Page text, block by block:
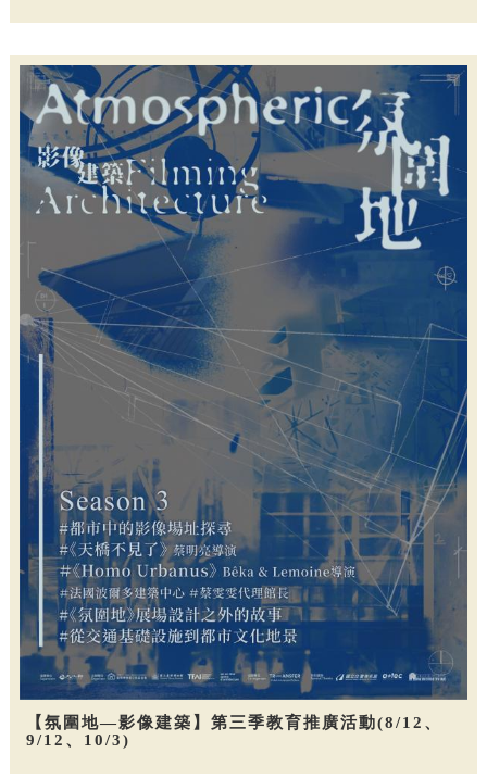
【氛圍地—影像建築】第三季教育推廣活動(8/12、
9/12、10/3)